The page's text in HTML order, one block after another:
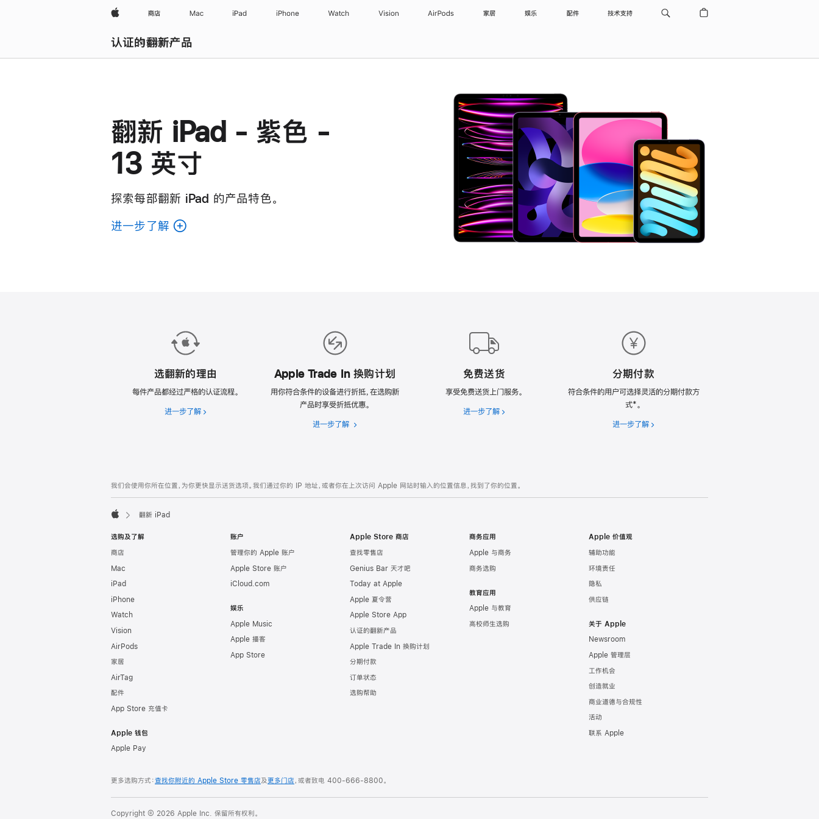
Apple 商店 Mac iPad iPhone Watch Vision AirPods 家居 娱乐 配件 技术支持
认证的翻新产品
浏览全部
翻新 iPad - 紫色 -
13 英寸
探索每部翻新 iPad 的产品特色。
进一步了解
iPad。
选翻新的理由
每件产品都经过严格的认证流程。
进一步了解选
Apple Trade In 换购计划
用你符合条件的设备进行折抵，在选购新
产品时享受折抵优惠。
进一步了解 Apple
计
划
免费送货
享受免费送货上门服务。
进一步了解免
分期付款
符合条件的用户可选择灵活的分期付款方
式*。
进一步了解分
页
脚
注
我们会使用你所在位置，为你更快显示送货选项。我们通过你的 IP 地址，或者你在上次访问 Apple 网站时输入的位置信息，找到了你的位置。
翻新 iPad
选购及了解
商店
Mac
iPad
iPhone
Watch
Vision
AirPods
家居
AirTag
配件
App Store 充值卡
Apple 钱包
Apple Pay
账户
管理你的 Apple 账户
Apple Store 账户
iCloud.com
娱乐
Apple Music
Apple 播客
App Store
Apple Store 商店
查找零售店
Genius Bar 天才吧
Today at Apple
Apple 夏令营
Apple Store App
认证的翻新产品
Apple Trade In 换购计划
分期付款
订单状态
选购帮助
商务应用
Apple 与商务
商务选购
教育应用
Apple 与教育
高校师生选购
Apple 价值观
辅助功能
环境责任
隐私
供应链
关于 Apple
Newsroom
Apple 管理层
工作机会
创造就业
商业道德与合规性
活动
联系 Apple
更多选购方式：查找你附近的 Apple Store 零售店及更多门店，或者致电 400-666-8800。
Copyright © 2026 Apple Inc. 保留所有权利。